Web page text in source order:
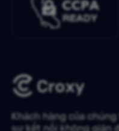
Khách hàng của
sự kết nối không gián